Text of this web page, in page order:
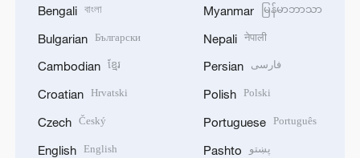
Bengali বাংলা
Bulgarian Български
Cambodian ខ្មែរ
Croatian Hrvatski
Czech Český
English English
Myanmar မြန်မာဘာသာ
Nepali नेपाली
Persian فارسی
Polish Polski
Portuguese Português
Pashto پښتو